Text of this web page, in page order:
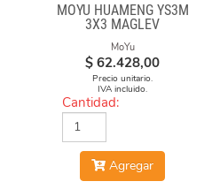
MOYU HUAMENG YS3M
3X3 MAGLEV
MoYu
$ 62.428,00
Precio unitario.
IVA incluido.
Cantidad:
Agregar